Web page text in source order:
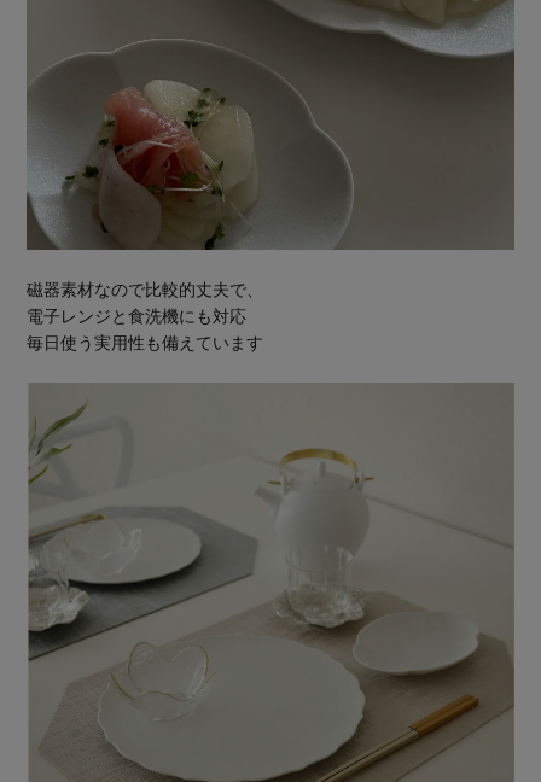
磁器素材なので比較的丈夫で、
電子レンジと食洗機にも対応
毎日使う実用性も備えています